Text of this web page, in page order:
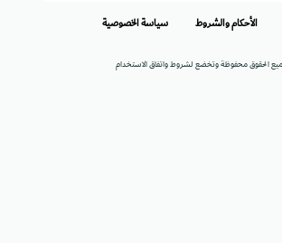
الحقوق محفوظة وتخضع لشروط واتفاق الاستخدام
الأحكام والشروط سياسة الخصوصية